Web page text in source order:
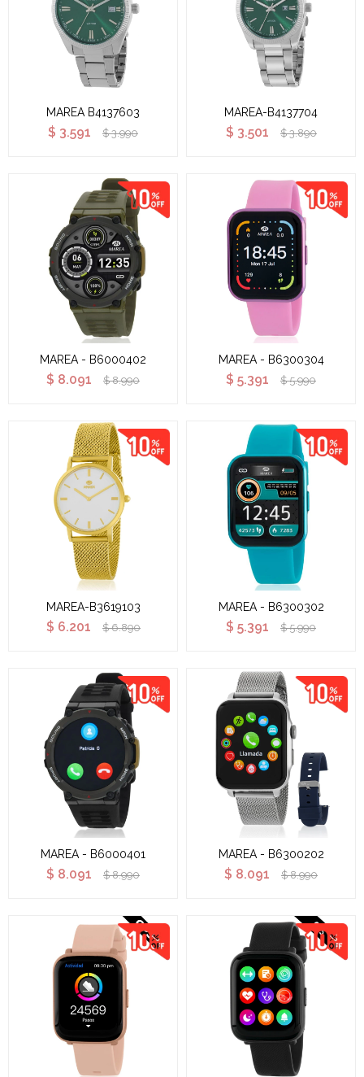
MAREA B4137603
$ 3.591 $ 3.990
MAREA-B4137704
$ 3.501 $ 3.890
MAREA - B6000402
$ 8.091 $ 8.990
MAREA - B6300304
$ 5.391 $ 5.990
MAREA-B3619103
$ 6.201 $ 6.890
MAREA - B6300302
$ 5.391 $ 5.990
MAREA - B6000401
$ 8.091 $ 8.990
MAREA - B6300202
$ 8.091 $ 8.990